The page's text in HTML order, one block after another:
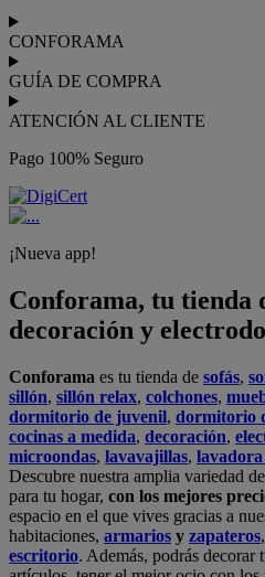
CONFORAMA
GUÍA DE COMPRA
ATENCIÓN AL CLIENTE
Pago 100% Seguro
¡Nueva app!
Conforama, tu tienda
decoración y
Conforama es tu tienda de sofás,
sillón, sillón relax, colchones,
dormitorio de juvenil, dormitorio
cocinas a medida, decoración,
microondas, lavavajillas, lavadora
Descubre nuestra amplia variedad
para tu hogar, con los mejores
espacio en el que vives gracias a
habitaciones, armarios y zapateros,
escritorio. Además, podrás decorar